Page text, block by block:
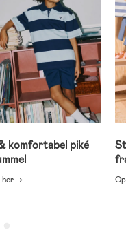
komfortabel piké
her →